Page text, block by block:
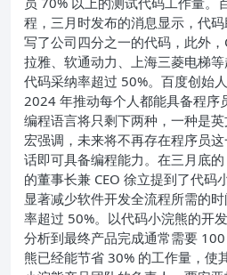
程，三月时发布的消息显示，代
写了公司四分之一的代码，此外
拉雅、软通动力、上海三菱电梯
代码采纳率超过 50%。 百度创始
2024 年推动每个人都能具备程序
编程语言将只剩下两种，一种是
宏强调，未来将不再存在程序员
话即可具备编程能力。 在三月底
的董事长兼 CEO 徐立提到了代码
显著减少软件开发全流程所需的
率超过 50%。以代码小浣熊的开
分析到最终产品完成通常需要
熊已经能节省 30% 的工作量，使